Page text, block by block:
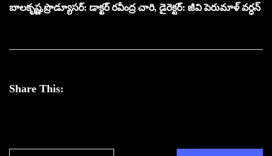
బాలకృష్ణ,ప్రొడ్యూసర్: డాక్టర్ రవీంద్ర చారి, డైరెక్టర్: జీవి పెరుమాళ్ వర్ధన్
Share This: